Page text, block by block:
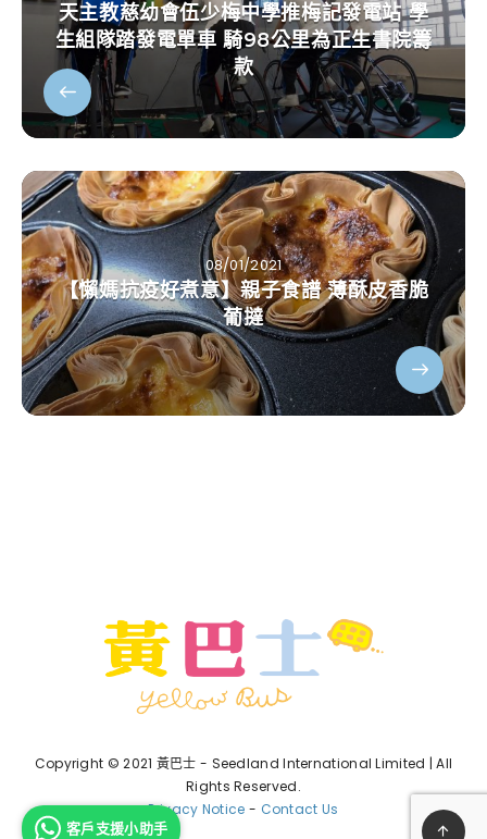
天主教慈幼會伍少梅中學推梅記發電站 學
生組隊踏發電單車 騎98公里為正生書院籌
款
08/01/2021
【懶媽抗疫好煮意】親子食譜 薄酥皮香脆
葡撻
Copyright © 2021 黃巴士 - Seedland International Limited | All
Rights Reserved.
Privacy Notice - Contact Us
客戶支援小助手